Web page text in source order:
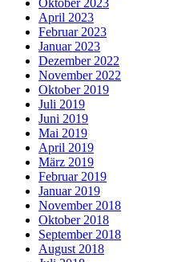
Oktober 2023
April 2023
Februar 2023
Januar 2023
Dezember 2022
November 2022
Oktober 2019
Juli 2019
Juni 2019
Mai 2019
April 2019
März 2019
Februar 2019
Januar 2019
November 2018
Oktober 2018
September 2018
August 2018